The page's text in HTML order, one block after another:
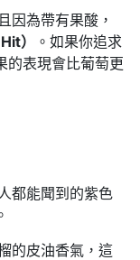
且因為帶有果酸，
） 。 如果你追求
的表現會比葡萄更
都能聞到的紫色
的皮油香氣， 這